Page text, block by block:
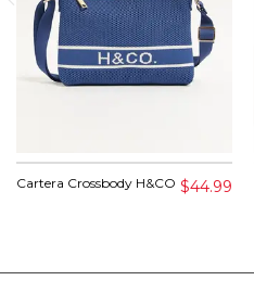
Cartera Crossbody H&CO $44.99